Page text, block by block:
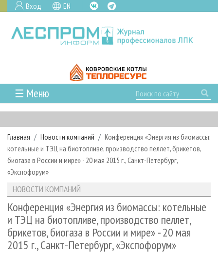
Вход EN
☰ Меню
ГЛАВНАЯ
РУБРИКИ И ТЕМЫ
РУБРИКИ ЖУРНАЛА
ЛЕСНОЕ ХОЗЯЙСТВО
ЛЕСОЗАГОТОВКА
ЛЕСОПИЛЕНИЕ
ДЕРЕВООБРАБОТКА
СУШКА ДРЕВЕСИНЫ
ПРОИЗВОДСТВО ДРЕВЕСНЫХ ПЛИТ
НОВОСТИ
КАЛЕНДАРЬ СОБЫТИЙ
НОВОСТИ ЛПК
НОВОСТИ ЖУРНАЛА
НОВОСТИ КОМПАНИЙ
ПРОЕКТЫ ЛПИ
АНАЛИТИКА
ПРЕДПРИЯТИЯ ЛПК
ЛЕСНЫЕ РЕГИОНЫ РОССИИ
ПЕРСОНЫ
МОБИЛЬНЫЕ ВЫСТАВКИ
АРХИВ
АРХИВ ЖУРНАЛОВ
СТАТЬИ
О ЖУРНАЛЕ
ПОДПИСКА
КОНТАКТЫ
РЕКЛАМОДАТЕЛЯМ
РЕКЛАМА
РЕКЛАМА НА САЙТЕ
Главная Новости компаний
Конференция «Энергия из биомассы:
котельные и ТЭЦ на биотопливе, производство пеллет, брикетов,
биогаза в России и мире» - 20 мая 2015 г., Санкт-Петербург,
«Экспофорум»
НОВОСТИ КОМПАНИЙ
Конференция «Энергия из биомассы: котельные
и ТЭЦ на биотопливе, производство пеллет,
брикетов, биогаза в России и мире» - 20 мая
2015 г., Санкт-Петербург, «Экспофорум»